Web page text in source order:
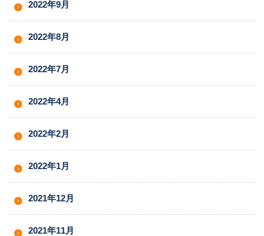
2022年9月
2022年8月
2022年7月
2022年4月
2022年2月
2022年1月
2021年12月
2021年11月